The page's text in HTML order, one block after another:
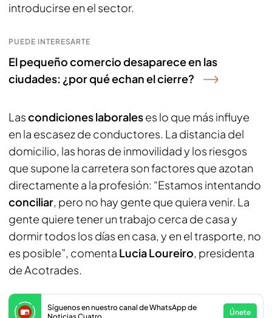
introducirse en el sector.
PUEDE INTERESARTE
El pequeño comercio desaparece en las
ciudades: ¿por qué echan el cierre?
Lascondiciones laboraleses lo que más influye
en la escasez de conductores. La distancia del
domicilio, las horas de inmovilidad y los riesgos
que supone la carretera son factores que azotan
directamente a la profesión: “Estamos intentando
conciliar, pero no hay gente que quiera venir. La
gente quiere tener un trabajo cerca de casa y
dormir todos los días en casa, y en el trasporte, no
es posible”, comenta Lucia Loureiro, presidenta
de Acotrades.
Síguenos en nuestro canal de WhatsApp de
Únete